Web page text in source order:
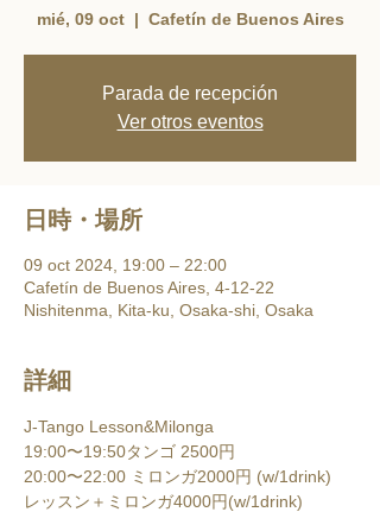
mié, 09 oct
  |
Cafetín de Buenos Aires
Parada de recepción
Ver otros eventos
日時・場所
09 oct 2024, 19:00 – 22:00
Cafetín de Buenos Aires, 4-12-22
Nishitenma, Kita-ku, Osaka-shi, Osaka
詳細
J-Tango Lesson&Milonga
19:00〜19:50タンゴ 2500円
20:00〜22:00 ミロンガ2000円 (w/1drink)
レッスン＋ミロンガ4000円(w/1drink)